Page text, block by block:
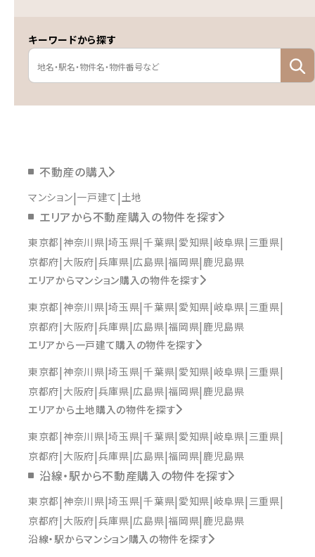
キーワードから探す
不動産の購入
マンション 一戸建て 土地
エリアから不動産購入の物件を探す
東京都 神奈川県 埼玉県 千葉県 愛知県 岐阜県 三重県
京都府 大阪府 兵庫県 広島県 福岡県 鹿児島県
エリアからマンション購入の物件を探す
東京都 神奈川県 埼玉県 千葉県 愛知県 岐阜県 三重県
京都府 大阪府 兵庫県 広島県 福岡県 鹿児島県
エリアから一戸建て購入の物件を探す
東京都 神奈川県 埼玉県 千葉県 愛知県 岐阜県 三重県
京都府 大阪府 兵庫県 広島県 福岡県 鹿児島県
エリアから土地購入の物件を探す
東京都 神奈川県 埼玉県 千葉県 愛知県 岐阜県 三重県
京都府 大阪府 兵庫県 広島県 福岡県 鹿児島県
沿線・駅から不動産購入の物件を探す
東京都 神奈川県 埼玉県 千葉県 愛知県 岐阜県 三重県
京都府 大阪府 兵庫県 広島県 福岡県 鹿児島県
沿線・駅からマンション購入の物件を探す